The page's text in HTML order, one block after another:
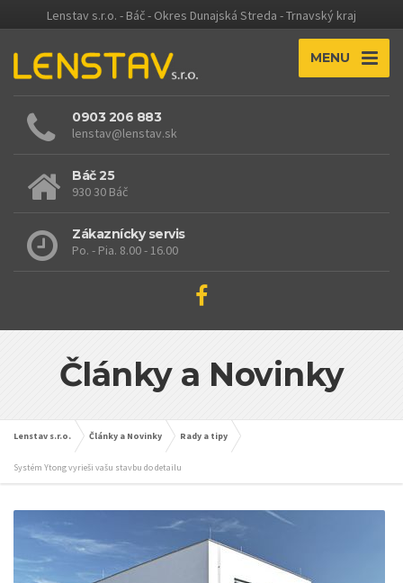
Lenstav s.r.o. - Báč - Okres Dunajská Streda - Trnavský kraj
MENU
0903 206 883
lenstav@lenstav.sk
Báč 25
930 30 Báč
Zákaznícky servis
Po. - Pia. 8.00 - 16.00
Články a Novinky
Lenstav s.r.o. Články a Novinky Rady a tipy
Systém Ytong vyrieši vašu stavbu do detailu